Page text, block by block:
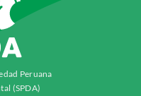
Peruana
(SPDA)